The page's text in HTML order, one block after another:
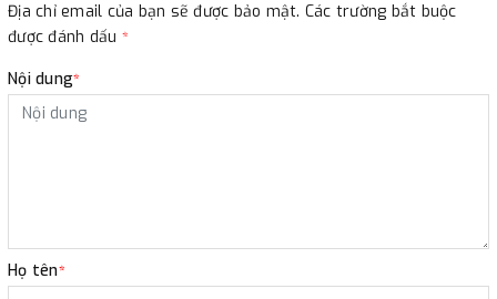
Địa chỉ email của bạn sẽ được bảo mật. Các trường bắt buộc
được đánh dấu *
Nội dung*
Họ tên*